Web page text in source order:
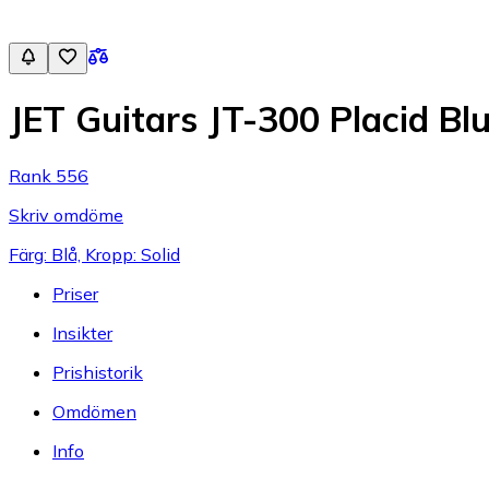
JET Guitars JT-300 Placid
Rank 556
Skriv omdöme
Färg: Blå, Kropp: Solid
Priser
Insikter
Prishistorik
Omdömen
Info